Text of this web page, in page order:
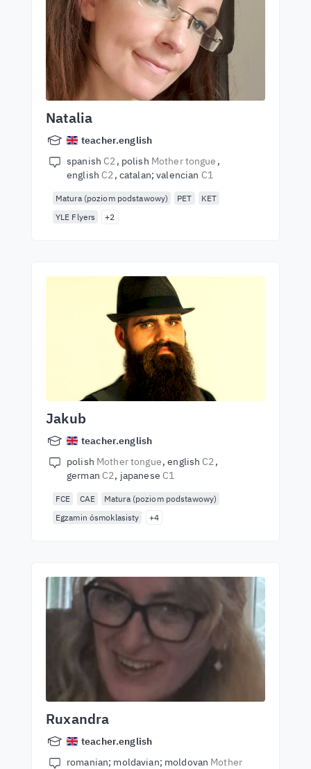
Natalia
teacher.english
spanish C2 polish Mother tongue
english C2 catalan; valencian C1
Matura (poziom podstawowy) PET
KET
YLE Flyers
+2
Jakub
teacher.english
polish Mother tongue english C2
german C2 japanese C1
FCE CAE
Matura (poziom podstawowy)
Egzamin ósmoklasisty
+4
Ruxandra
teacher.english
romanian; moldavian; moldovan Mother